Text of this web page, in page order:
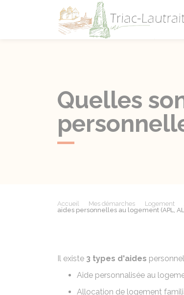
Quelles
Accueil Mes démarches Logement
aides personnelles au logement (APL,
Il existe 3 types d'aides
Aide personnalisée au
Allocation de logement